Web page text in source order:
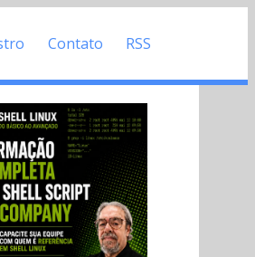
Contato RSS